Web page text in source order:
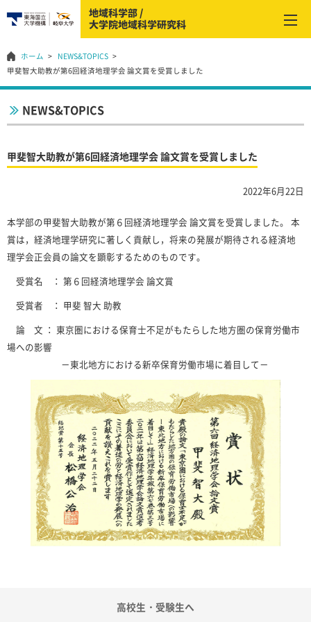
高校生・受験生へ
ホーム
NEWS&TOPICS
甲斐智大助教が第6回経済地理学会 論文賞を受賞しました
NEWS&TOPICS
甲斐智大助教が第6回経済地理学会 論文賞を受賞しました
2022年6月22日
本学部の甲斐智大助教が第６回経済地理学会 論文賞を受賞しました。 本
賞は，経済地理学研究に著しく貢献し，将来の発展が期待される経済地
理学会正会員の論文を顕彰するためのものです。
受賞名 ： 第６回経済地理学会 論文賞
受賞者 ： 甲斐 智大 助教
論 文 ： 東京圏における保育士不足がもたらした地方圏の保育労働市
場への影響
－東北地方における新卒保育労働市場に着目して－